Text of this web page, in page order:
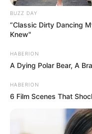
BUZZ DAY
“Classic Dirty Dancing
Knew"
HABERION
A Dying Polar Bear, A
HABERION
6 Film Scenes That